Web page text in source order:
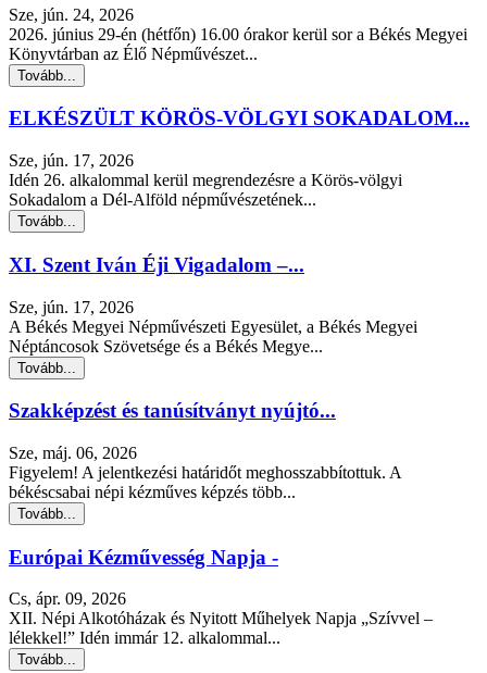
Sze, jún. 24, 2026
2026. június 29-én (hétfőn) 16.00 órakor kerül sor a Békés Megyei
Könyvtárban az Élő Népművészet...
Tovább...
ELKÉSZÜLT KÖRÖS-VÖLGYI SOKADALOM...
Sze, jún. 17, 2026
Idén 26. alkalommal kerül megrendezésre a Körös-völgyi
Sokadalom a Dél-Alföld népművészetének...
Tovább...
XI. Szent Iván Éji Vigadalom –...
Sze, jún. 17, 2026
A Békés Megyei Népművészeti Egyesület, a Békés Megyei
Néptáncosok Szövetsége és a Békés Megye...
Tovább...
Szakképzést és tanúsítványt nyújtó...
Sze, máj. 06, 2026
Figyelem! A jelentkezési határidőt meghosszabbítottuk. A
békéscsabai népi kézműves képzés több...
Tovább...
Európai Kézművesség Napja -
Cs, ápr. 09, 2026
XII. Népi Alkotóházak és Nyitott Műhelyek Napja „Szívvel –
lélekkel!” Idén immár 12. alkalommal...
Tovább...